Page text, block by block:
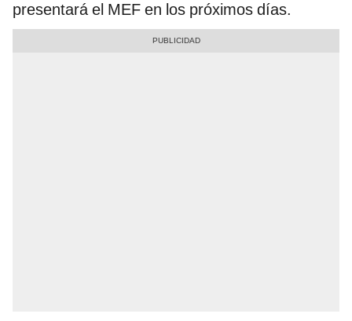
presentará el MEF en los próximos días.